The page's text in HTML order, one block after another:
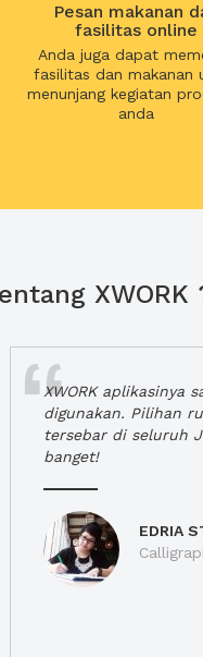
Pesan makanan
fasilitas online
Anda juga dapat
fasilitas dan makanan
menunjang kegiatan
anda
XWORK
XWORK aplikasinya
digunakan. Pilihan
tersebar di seluruh
banget!
EDRIA